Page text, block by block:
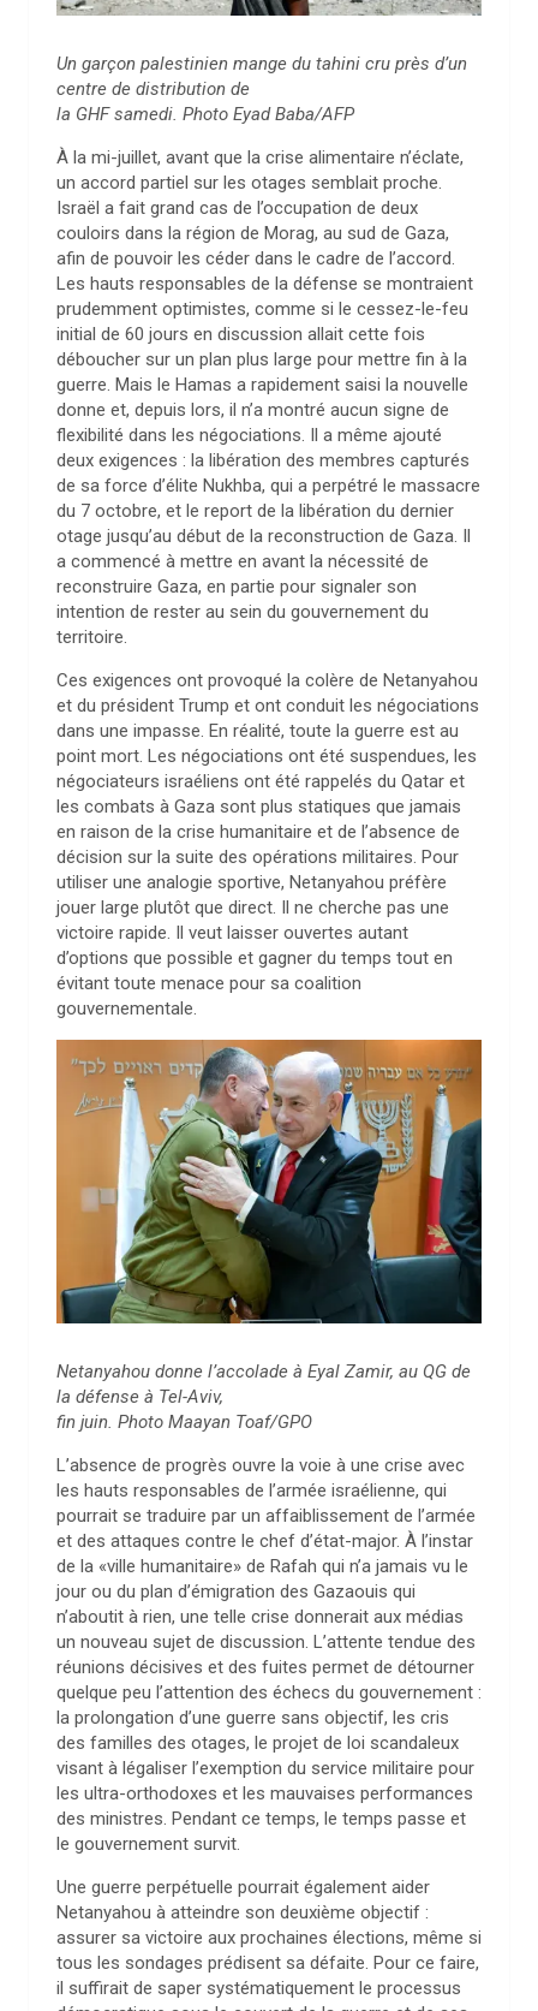
Un garçon palestinien mange du tahini cru près d’un
centre de distribution de
la GHF samedi. Photo Eyad Baba/AFP
À la mi-juillet, avant que la crise alimentaire n’éclate,
un accord partiel sur les otages semblait proche.
Israël a fait grand cas de l’occupation de deux
couloirs dans la région de Morag, au sud de Gaza,
afin de pouvoir les céder dans le cadre de l’accord.
Les hauts responsables de la défense se montraient
prudemment optimistes, comme si le cessez-le-feu
initial de 60 jours en discussion allait cette fois
déboucher sur un plan plus large pour mettre fin à la
guerre. Mais le Hamas a rapidement saisi la nouvelle
donne et, depuis lors, il n’a montré aucun signe de
flexibilité dans les négociations. Il a même ajouté
deux exigences : la libération des membres capturés
de sa force d’élite Nukhba, qui a perpétré le massacre
du 7 octobre, et le report de la libération du dernier
otage jusqu’au début de la reconstruction de Gaza. Il
a commencé à mettre en avant la nécessité de
reconstruire Gaza, en partie pour signaler son
intention de rester au sein du gouvernement du
territoire.
Ces exigences ont provoqué la colère de Netanyahou
et du président Trump et ont conduit les négociations
dans une impasse. En réalité, toute la guerre est au
point mort. Les négociations ont été suspendues, les
négociateurs israéliens ont été rappelés du Qatar et
les combats à Gaza sont plus statiques que jamais
en raison de la crise humanitaire et de l’absence de
décision sur la suite des opérations militaires. Pour
utiliser une analogie sportive, Netanyahou préfère
jouer large plutôt que direct. Il ne cherche pas une
victoire rapide. Il veut laisser ouvertes autant
d’options que possible et gagner du temps tout en
évitant toute menace pour sa coalition
gouvernementale.
Netanyahou donne l’accolade à Eyal Zamir, au QG de
la défense à Tel-Aviv,
fin juin. Photo Maayan Toaf/GPO
L’absence de progrès ouvre la voie à une crise avec
les hauts responsables de l’armée israélienne, qui
pourrait se traduire par un affaiblissement de l’armée
et des attaques contre le chef d’état-major. À l’instar
de la «ville humanitaire» de Rafah qui n’a jamais vu le
jour ou du plan d’émigration des Gazaouis qui
n’aboutit à rien, une telle crise donnerait aux médias
un nouveau sujet de discussion. L’attente tendue des
réunions décisives et des fuites permet de détourner
quelque peu l’attention des échecs du gouvernement :
la prolongation d’une guerre sans objectif, les cris
des familles des otages, le projet de loi scandaleux
visant à légaliser l’exemption du service militaire pour
les ultra-orthodoxes et les mauvaises performances
des ministres. Pendant ce temps, le temps passe et
le gouvernement survit.
Une guerre perpétuelle pourrait également aider
Netanyahou à atteindre son deuxième objectif :
assurer sa victoire aux prochaines élections, même si
tous les sondages prédisent sa défaite. Pour ce faire,
il suffirait de saper systématiquement le processus